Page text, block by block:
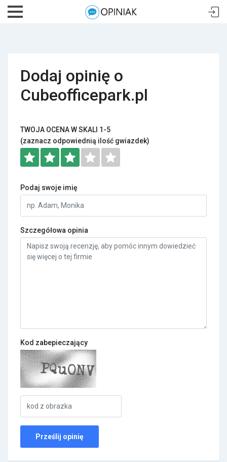
Dodaj opinię o
Cubeofficepark.pl
TWOJA OCENA W SKALI 1-5
(zaznacz odpowiednią ilość gwiazdek)
Podaj swoje imię
Szczegółowa opinia
Kod zabepieczający